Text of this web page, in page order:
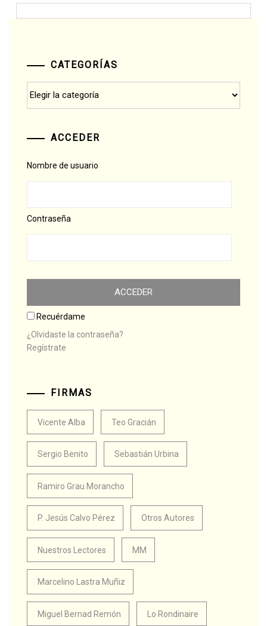
CATEGORÍAS
ACCEDER
Nombre de usuario
Contraseña
Recuérdame
¿Olvidaste la contraseña?
Regístrate
FIRMAS
Vicente Alba Teo Gracián
Sergio Benito Sebastián Urbina
Ramiro Grau Morancho
P. Jesús Calvo Pérez Otros Autores
Nuestros Lectores MM
Marcelino Lastra Muñiz
Miguel Bernad Remón Lo Rondinaire